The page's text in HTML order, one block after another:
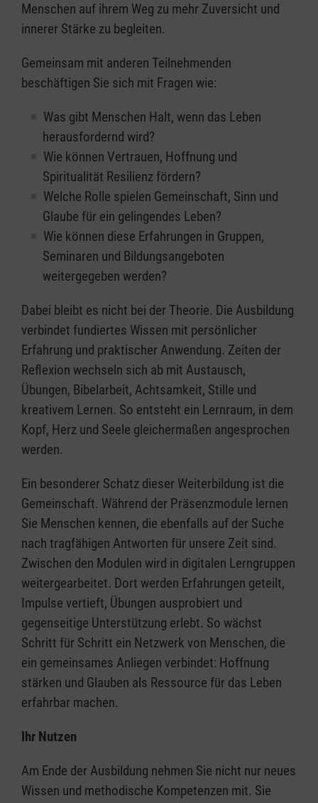
Menschen auf ihrem Weg zu mehr Zuversicht und
innerer Stärke zu begleiten.
Gemeinsam mit anderen Teilnehmenden
beschäftigen Sie sich mit Fragen wie:
Was gibt Menschen Halt, wenn das Leben
herausfordernd wird?
Wie können Vertrauen, Hoffnung und
Spiritualität Resilienz fördern?
Welche Rolle spielen Gemeinschaft, Sinn und
Glaube für ein gelingendes Leben?
Wie können diese Erfahrungen in Gruppen,
Seminaren und Bildungsangeboten
weitergegeben werden?
Dabei bleibt es nicht bei der Theorie. Die Ausbildung
verbindet fundiertes Wissen mit persönlicher
Erfahrung und praktischer Anwendung. Zeiten der
Reflexion wechseln sich ab mit Austausch,
Übungen, Bibelarbeit, Achtsamkeit, Stille und
kreativem Lernen. So entsteht ein Lernraum, in dem
Kopf, Herz und Seele gleichermaßen angesprochen
werden.
Ein besonderer Schatz dieser Weiterbildung ist die
Gemeinschaft. Während der Präsenzmodule lernen
Sie Menschen kennen, die ebenfalls auf der Suche
nach tragfähigen Antworten für unsere Zeit sind.
Zwischen den Modulen wird in digitalen Lerngruppen
weitergearbeitet. Dort werden Erfahrungen geteilt,
Impulse vertieft, Übungen ausprobiert und
gegenseitige Unterstützung erlebt. So wächst
Schritt für Schritt ein Netzwerk von Menschen, die
ein gemeinsames Anliegen verbindet: Hoffnung
stärken und Glauben als Ressource für das Leben
erfahrbar machen.
Ihr Nutzen
Am Ende der Ausbildung nehmen Sie nicht nur neues
Wissen und methodische Kompetenzen mit. Sie